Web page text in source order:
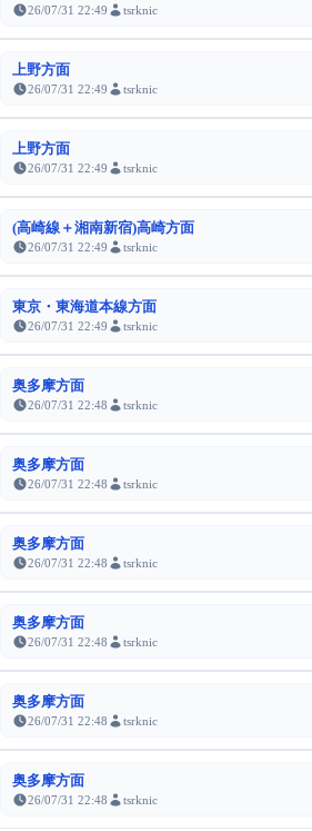
26/07/31 22:49 tsrknic
上野方面
26/07/31 22:49 tsrknic
上野方面
26/07/31 22:49 tsrknic
(高崎線＋湘南新宿)高崎方面
26/07/31 22:49 tsrknic
東京・東海道本線方面
26/07/31 22:49 tsrknic
奥多摩方面
26/07/31 22:48 tsrknic
奥多摩方面
26/07/31 22:48 tsrknic
奥多摩方面
26/07/31 22:48 tsrknic
奥多摩方面
26/07/31 22:48 tsrknic
奥多摩方面
26/07/31 22:48 tsrknic
奥多摩方面
26/07/31 22:48 tsrknic